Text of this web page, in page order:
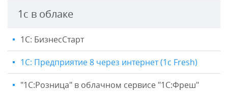
1с в облаке
1С: БизнесСтарт
1С: Предприятие 8 через интернет (1c Fresh)
"1C:Розница" в облачном сервисе "1С:Фреш"